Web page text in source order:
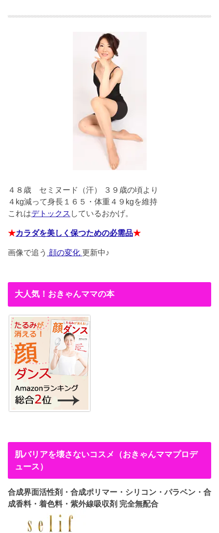
４８歳 セミヌード（汗） ３９歳の頃より
４kg減って身長１６５・体重４９kgを維持
これはデトックス しているおかげ。
★カラダを美しく保つための必需品★
画像で追う 顔の変化 更新中♪
大人気！おきゃんママの本
肌バリアを壊さないコスメ（おきゃんママプロデ
ュース）
合成界面活性剤・合成ポリマー・シリコン・パラベン・合
成香料・着色料・紫外線吸収剤 完全無配合